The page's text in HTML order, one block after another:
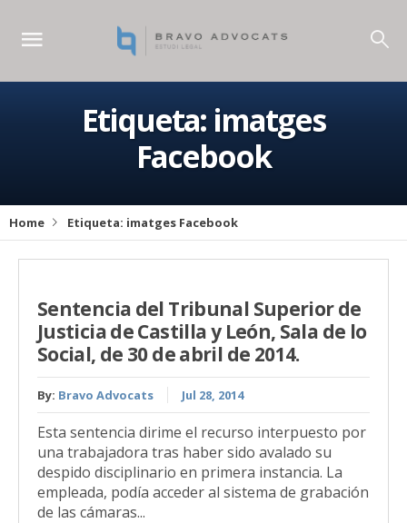
Etiqueta:imatges
Facebook
Home Etiqueta: imatges Facebook
Sentencia del Tribunal Superior de
Justicia de Castilla y León, Sala de lo
Social, de 30 de abril de 2014.
By: Bravo Advocats Jul 28, 2014
Esta sentencia dirime el recurso interpuesto por
una trabajadora tras haber sido avalado su
despido disciplinario en primera instancia. La
empleada, podía acceder al sistema de grabación
de las cámaras...